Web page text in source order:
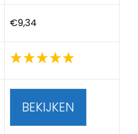
€9,34
BEKIJKEN